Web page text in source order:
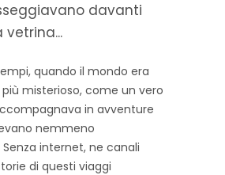
davanti
quando il mondo era
misterioso, come un vero
in avventure
nemmeno
internet, ne canali
di questi viaggi